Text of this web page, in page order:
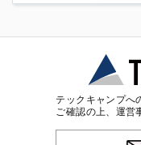
・個人(法人の場合は
計情報の作成および利用
※上記の利用目的に基
テックキャンプへ
ご確認の上、運営